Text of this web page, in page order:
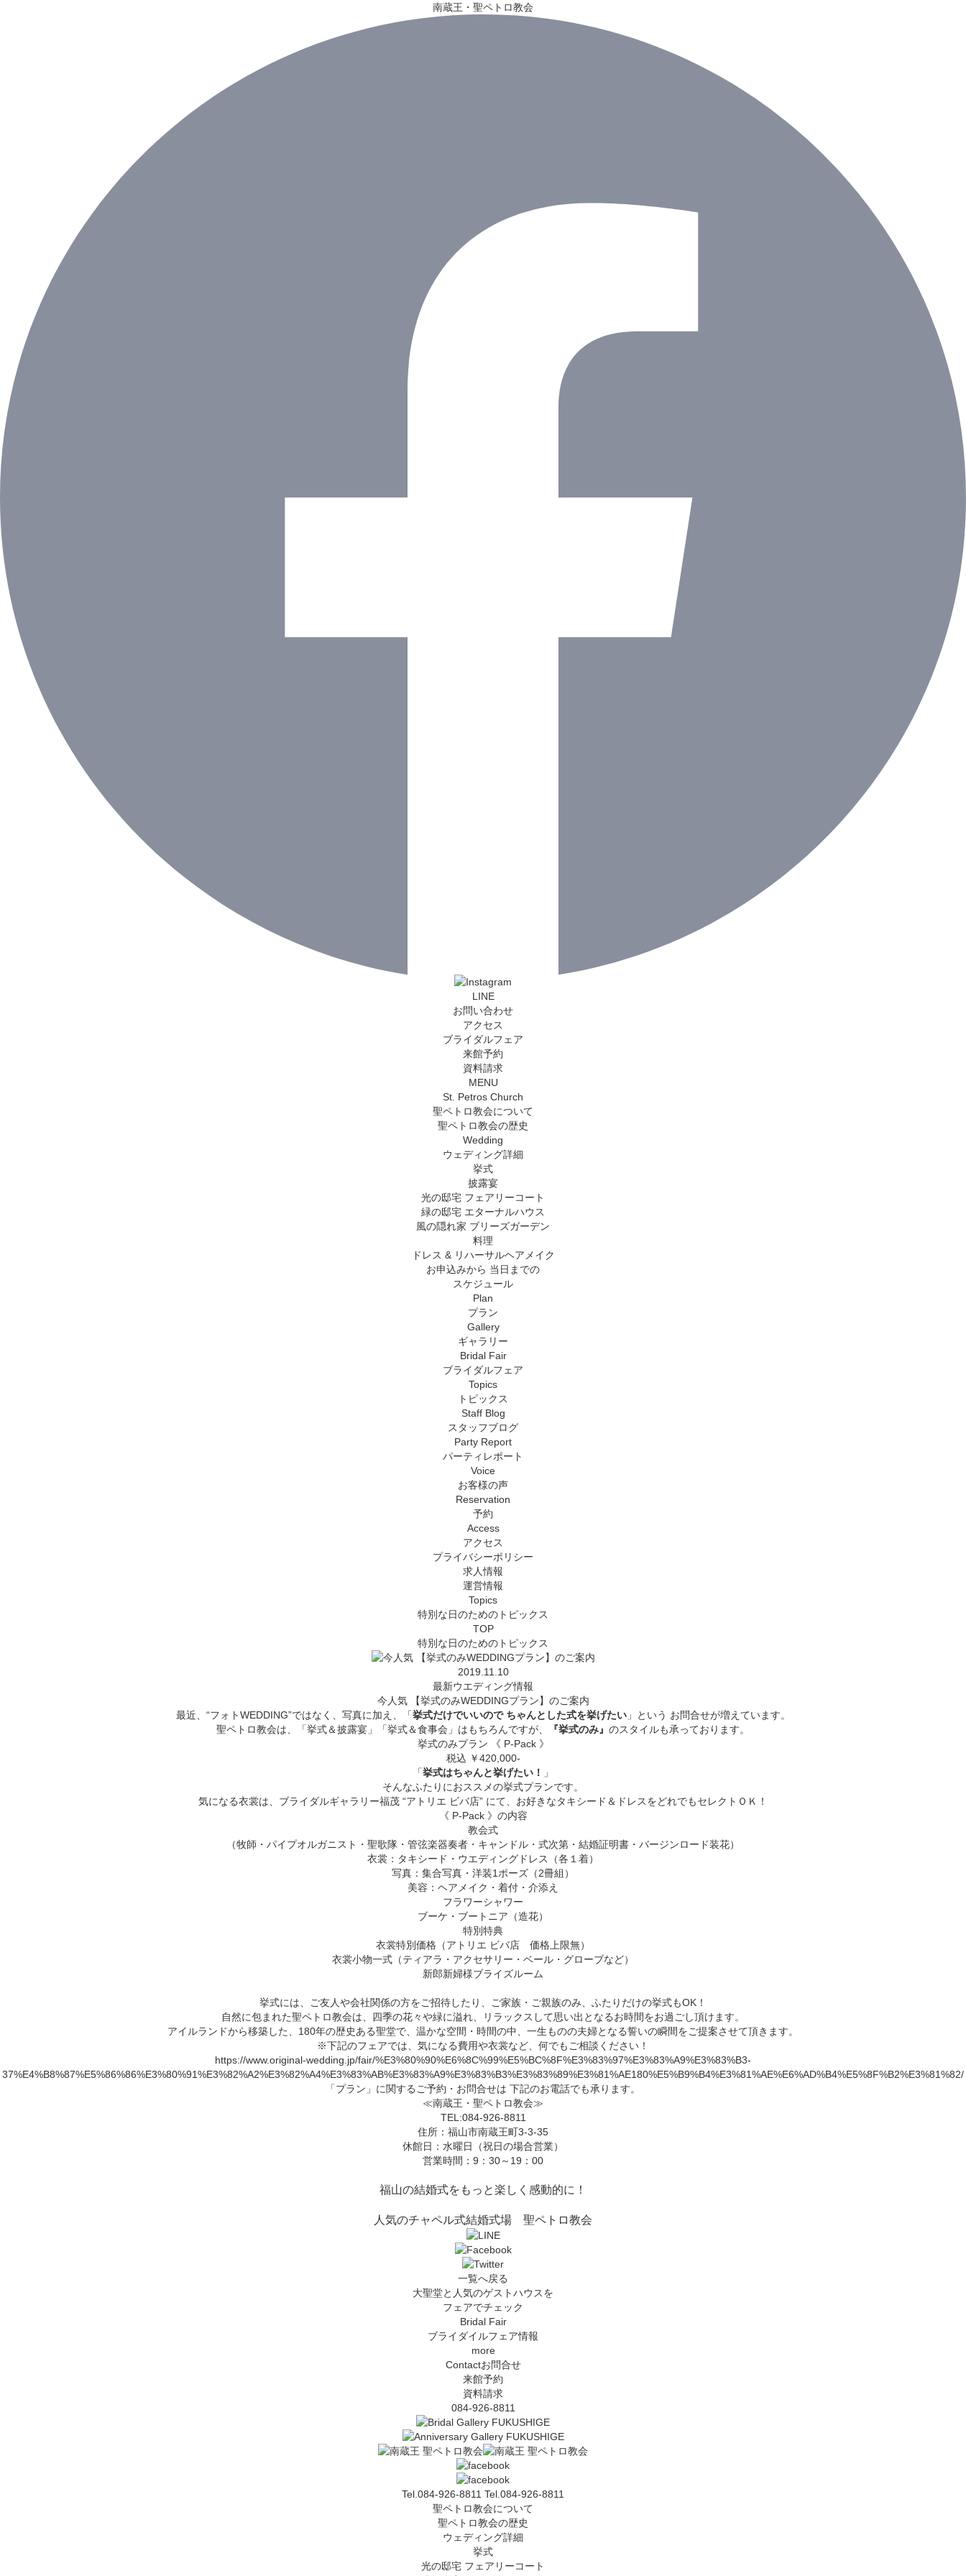
南蔵王・聖ペトロ教会
LINE
お問い合わせ
アクセス
ブライダルフェア
来館予約
資料請求
MENU
St. Petros Church
聖ペトロ教会について
聖ペトロ教会の歴史
Wedding
ウェディング詳細
挙式
披露宴
光の邸宅 フェアリーコート
緑の邸宅 エターナルハウス
風の隠れ家 ブリーズガーデン
料理
ドレス & リハーサルヘアメイク
お申込みから 当日までの
スケジュール
Plan
プラン
Gallery
ギャラリー
Bridal Fair
ブライダルフェア
Topics
トピックス
Staff Blog
スタッフブログ
Party Report
パーティレポート
Voice
お客様の声
Reservation
予約
Access
アクセス
プライバシーポリシー
求人情報
運営情報
Topics
特別な日のためのトピックス
TOP
特別な日のためのトピックス
2019.11.10
最新ウエディング情報
今人気 【挙式のみWEDDINGプラン】のご案内
最近、“フォトWEDDING”ではなく、写真に加え、「挙式だけでいいので ちゃんとした式を挙げたい」という お問合せが増えています。
聖ペトロ教会は、「挙式＆披露宴」「挙式＆食事会」はもちろんですが、
『挙式のみ』 のスタイルも承っております。
挙式のみプラン 《 P-Pack 》
税込 ￥420,000-
「挙式はちゃんと挙げたい！
」
そんなふたりにおススメの挙式プランです。
気になる衣裳は、ブライダルギャラリー福茂 “アトリエ ビバ店” にて、お好きなタキシード＆ドレスをどれでもセレクトＯＫ！
《 P-Pack 》の内容
教会式
（牧師・パイプオルガニスト・聖歌隊・管弦楽器奏者・キャンドル・式次第・結婚証明書・バージンロード装花）
衣裳：タキシード・ウエディングドレス（各１着）
写真：集合写真・洋装1ポーズ（2冊組）
美容：ヘアメイク・着付・介添え
フラワーシャワー
ブーケ・ブートニア（造花）
特別特典
衣裳特別価格（アトリエ ビバ店 価格上限無）
衣裳小物一式（ティアラ・アクセサリー・ベール・グローブなど）
新郎新婦様ブライズルーム
挙式には、ご友人や会社関係の方をご招待したり、ご家族・ご親族のみ、ふたりだけの挙式もOK！
自然に包まれた聖ペトロ教会は、四季の花々や緑に溢れ、リラックスして思い出となるお時間をお過ごし頂けます。
アイルランドから移築した、180年の歴史ある聖堂で、温かな空間・時間の中、一生ものの夫婦となる誓いの瞬間をご提案させて頂きます。
※下記のフェアでは、気になる費用や衣裳など、何でもご相談ください！
https://www.original-wedding.jp/fair/%E3%80%90%E6%8C%99%E5%BC%8F%E3%83%97%E3%83%A9%E3%83%B3-
37%E4%B8%87%E5%86%86%E3%80%91%E3%82%A2%E3%82%A4%E3%83%AB%E3%83%A9%E3%83%B3%E3%83%89%E3%81%AE180%E5%B9%B4%E3%81%AE%E6%AD%B4%E5%8F%B2%E3%81%82/
「プラン」に関するご予約・お問合せは 下記のお電話でも承ります。
≪南蔵王・聖ペトロ教会≫
TEL:084-926-8811
住所：福山市南蔵王町3-3-35
休館日：水曜日（祝日の場合営業）
営業時間：9：30～19：00
福山の結婚式をもっと楽しく感動的に！
人気のチャペル式結婚式場 聖ペトロ教会
一覧へ戻る
大聖堂と人気のゲストハウスを
フェアでチェック
Bridal Fair
ブライダイルフェア情報
more
Contactお問合せ
来館予約
資料請求
084-926-8811
Tel.084-926-8811 Tel.084-926-8811
聖ペトロ教会について
聖ペトロ教会の歴史
ウェディング詳細
挙式
光の邸宅 フェアリーコート